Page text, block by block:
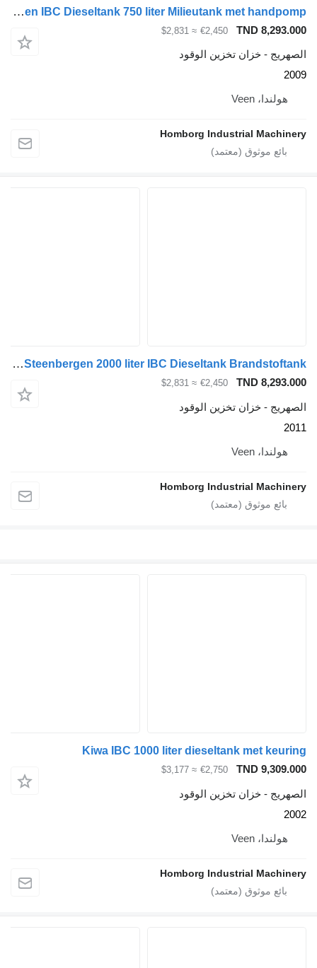
Kiwa IBC Steenbergen IBC Dieseltank 750 liter Milieutank met handpomp
TND
€2,450
≈ $2,831
تخزين الوقود
Homborg Industrial
Kiwa IBC Steenbergen 2000 liter IBC Dieseltank Brandstoftank
TND
€2,450
≈ $2,831
تخزين الوقود
Homborg Industrial
Kiwa IBC 1000 liter dieseltank
TND
€2,750
≈ $3,177
تخزين الوقود
Homborg Industrial